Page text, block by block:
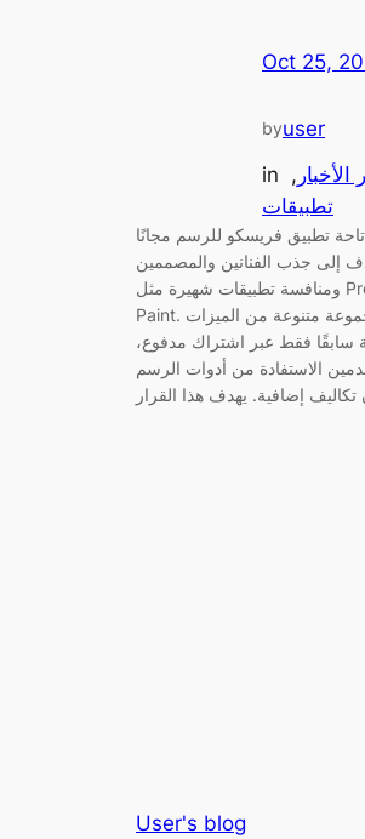
Oct 25,
byuser
in
الأخبار ,
تطبيقات
تطبيق فريسكو للرسم مجانًا
إلى جذب الفنانين والمصممين
ومنافسة تطبيقات شهيرة مثل Procreate وClip Studio
Paint. يتضمن التطبيق مجموعة متنوعة من الميزات
سابقًا فقط عبر اشتراك مدفوع،
الاستفادة من أدوات الرسم
User's blog